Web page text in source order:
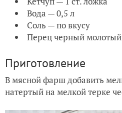
Вода — 0,5 л
Соль — по вкусу
Перец черный
Приготовление
В мясной фарш добавить
натертый на мелкой терке